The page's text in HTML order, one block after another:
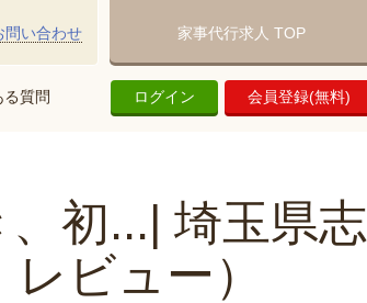
る質問 ログイン 会員登録(無料)
問い合わせ 家事代行求人 TOP
初...| 埼玉県志
ビュー）